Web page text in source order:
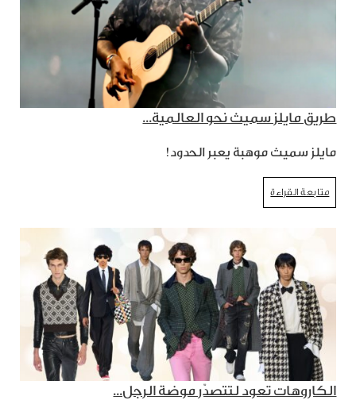
طريق مايلز سميث نحو العالمية...
مايلز سميث موهبة يعبر الحدود!
متابعة القراءة
الكاروهات تعود لتتصدّر موضة الرجل...